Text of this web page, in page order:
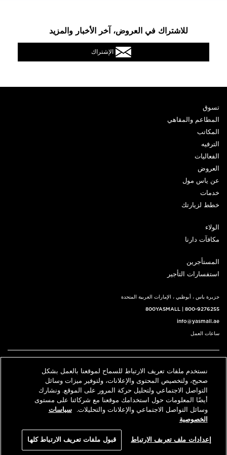
للاشتراك في العروض، آخر الأخبار والمزيد
الإشتراك
تسوق
المطاعم والمقاهي
المكاتب
الترفيه
الفعاليات
العروض
عن ياس مول
خدمات
خطط لزيارتك
الولاء
مكافآت دارنا
المستأجرين
استفسارات التأجير
جزيرة ياس ، أبوظبي ، الإمارات العربية المتحدة
800YASMALL 800-9276255
info@yasmall.ae
ساعات العمل
English حدد موقعنا اتصل بنا
© 2026 كل الحقوق محفوظة، ياس مول v3.1
An ALDAR Property
نستخدم ملفات تعريف الارتباط للسماح لموقعنا بالعمل بشكل
صحيح، ولتخصيص المحتوى والإعلانات، ولتوفير ميزات وسائل
التواصل الاجتماعي ولتحليل حركة المرور على الموقع. ونشارك
أيضًا المعلومات حول استخدامك موقعنا مع شركائنا على مستوى
وسائل التواصل الاجتماعي والإعلانات والتحليلات.
سياسات
الخصوصية
إعدادات ملف تعريف الارتباط قبول ملفات تعريف الارتباط كلها